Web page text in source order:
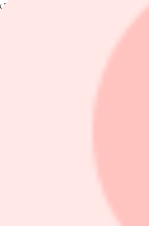
men Börsveckan anser att
notering har hittills varit en succé men
Börsveckan som har haft köp på aktien.
marknadsposition och pålitliga vinster -
avvakta.